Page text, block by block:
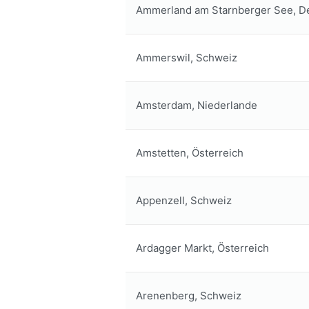
Ammerland am Starnberger See,
Ammerswil, Schweiz
Amsterdam, Niederlande
Amstetten, Österreich
Appenzell, Schweiz
Ardagger Markt, Österreich
Arenenberg, Schweiz